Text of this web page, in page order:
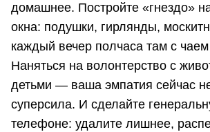
домашнее. Постройте «гнездо»
окна: подушки, гирлянды,
каждый вечер полчаса там с
Наняться на волонтерство с
детьми — ваша эмпатия сейчас
суперсила. И сделайте
телефоне: удалите лишнее,